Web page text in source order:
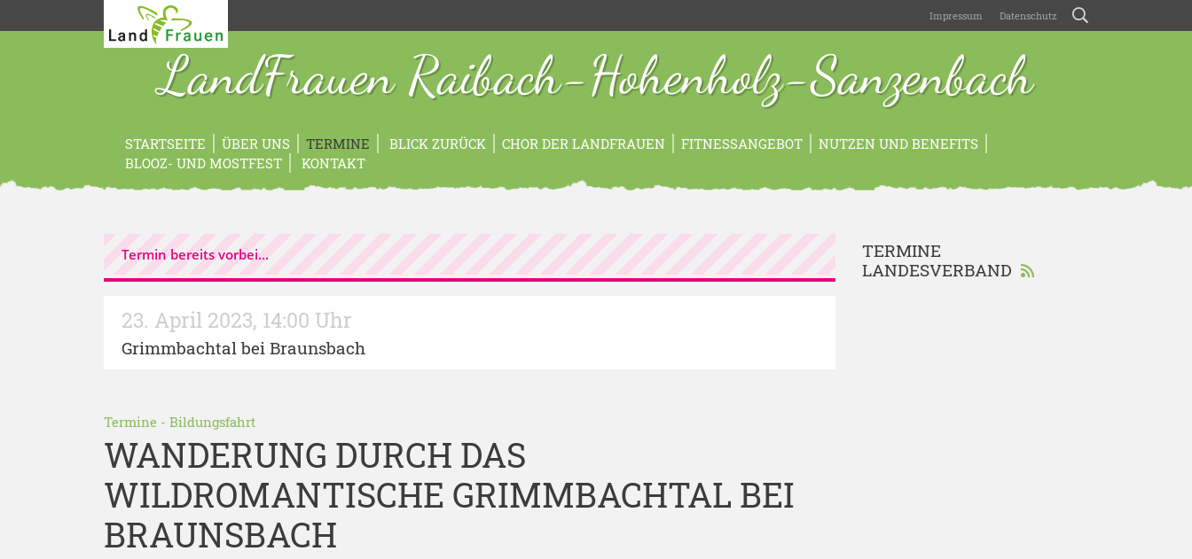
Impressum Datenschutz
LandFrauen Raibach-Hohenholz-Sanzenbach
STARTSEITE ÜBER UNS TERMINE BLICK ZURÜCK CHOR DER LANDFRAUEN FITNESSANGEBOT
NUTZEN UND BENEFITS
BLOOZ- UND MOSTFEST
KONTAKT
Termin bereits vorbei...
23. April 2023, 14:00 Uhr
Grimmbachtal bei Braunsbach
Termine - Bildungsfahrt
WANDERUNG DURCH DAS
WILDROMANTISCHE GRIMMBACHTAL BEI
BRAUNSBACH
TERMINE
LANDESVERBAND